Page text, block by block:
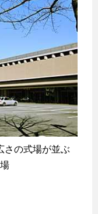
の式場が並ぶ